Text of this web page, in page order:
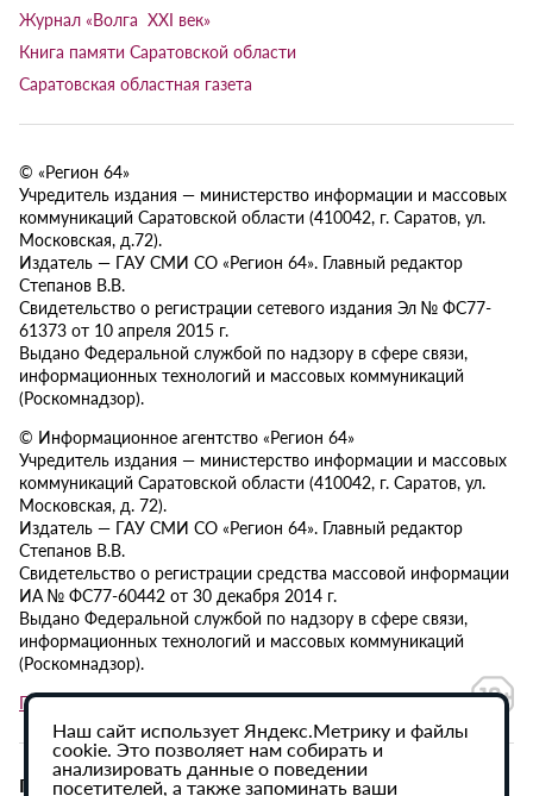
Журнал «Волга XXI век»
Книга памяти Саратовской области
Саратовская областная газета
© «Регион 64»
Учредитель издания — министерство информации и массовых
коммуникаций Саратовской области (410042, г. Саратов, ул.
Московская, д.72).
Издатель — ГАУ СМИ СО «Регион 64». Главный редактор
Степанов В.В.
Свидетельство о регистрации сетевого издания Эл № ФС77-
61373 от 10 апреля 2015 г.
Выдано Федеральной службой по надзору в сфере связи,
информационных технологий и массовых коммуникаций
(Роскомнадзор).
© Информационное агентство «Регион 64»
Учредитель издания — министерство информации и массовых
коммуникаций Саратовской области (410042, г. Саратов, ул.
Московская, д. 72).
Издатель — ГАУ СМИ СО «Регион 64». Главный редактор
Степанов В.В.
Свидетельство о регистрации средства массовой информации
ИА № ФС77-60442 от 30 декабря 2014 г.
Выдано Федеральной службой по надзору в сфере связи,
информационных технологий и массовых коммуникаций
(Роскомнадзор).
Политика в отношении обработки персональных данных
При использовании материалов сайта активная
Наш сайт использует Яндекс.Метрику и файлы
cookie. Это позволяет нам собирать и
анализировать данные о поведении
посетителей, а также запоминать ваши